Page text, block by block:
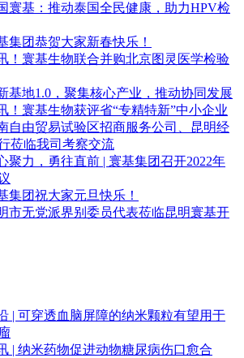
寰基：推动泰国全民健康，助力HPV检
集团恭贺大家新春快乐！
！寰基生物联合并购北京图灵医学检验
基地1.0，聚集核心产业，推动协同发展
！寰基生物获评省“专精特新”中小企业
自由贸易试验区招商服务公司、昆明经
莅临我司考察交流
聚力，勇往直前 | 寰基集团召开2022年
集团祝大家元旦快乐！
市无党派界别委员代表莅临昆明寰基开
| 可穿透血脑屏障的纳米颗粒有望用于
| 纳米药物促进动物糖尿病伤口愈合